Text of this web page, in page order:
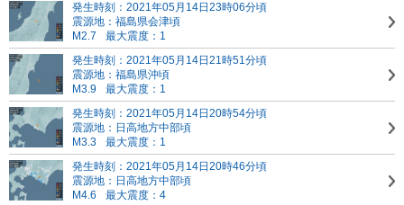
発生時刻：2021年05月14日23時06分頃
震源地：福島県会津頃
M2.7
最大震度：1
発生時刻：2021年05月14日21時51分頃
震源地：福島県沖頃
M3.9
最大震度：1
発生時刻：2021年05月14日20時54分頃
震源地：日高地方中部頃
M3.3
最大震度：1
発生時刻：2021年05月14日20時46分頃
震源地：日高地方中部頃
M4.6
最大震度：4